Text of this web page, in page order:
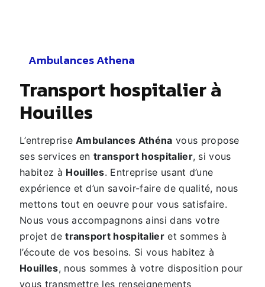
Ambulances Athena
transport hospitalier à
Houilles
L’entrepriseAmbulances Athéna vous propose
ses services entransport hospitalier, si vous
habitez à Houilles. Entreprise usant d’une
expérience et d’un savoir-faire de qualité, nous
mettons tout en oeuvre pour vous satisfaire.
Nous vous accompagnons ainsi dans votre
projet detransport hospitalieret sommes à
l’écoute de vos besoins. Si vous habitez à
Houilles, nous sommes à votre disposition pour
vous transmettre les renseignements